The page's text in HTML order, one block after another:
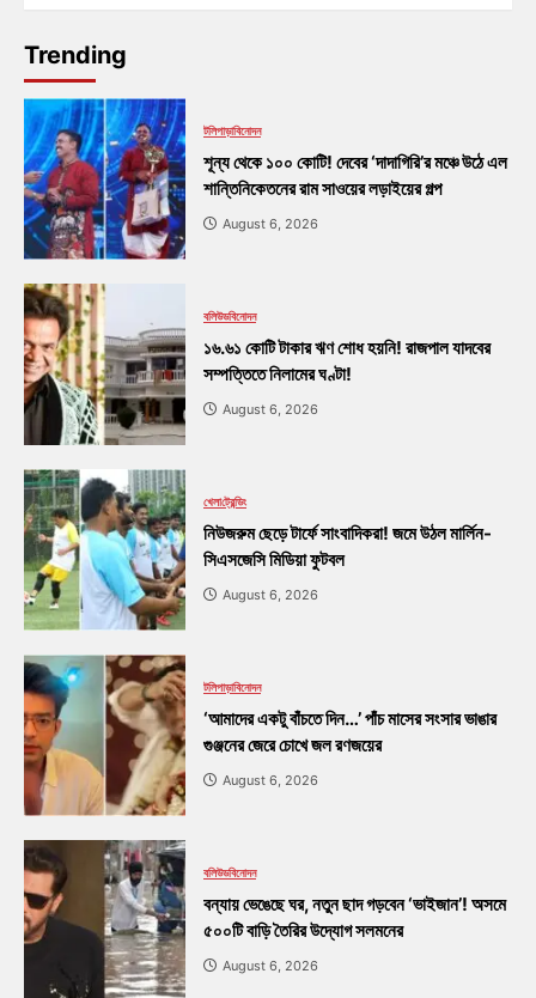
Trending
টলিপাড়াবিনোদন
শূন্য থেকে ১০০ কোটি! দেবের ‘দাদাগিরি’র মঞ্চে উঠে এল
শান্তিনিকেতনের রাম সাওয়ের লড়াইয়ের গল্প
August 6, 2026
বলিউডবিনোদন
১৬.৬১ কোটি টাকার ঋণ শোধ হয়নি! রাজপাল যাদবের
সম্পত্তিতে নিলামের ঘণ্টা!
August 6, 2026
খেলাট্রেন্ডিং
নিউজরুম ছেড়ে টার্ফে সাংবাদিকরা! জমে উঠল মার্লিন-
সিএসজেসি মিডিয়া ফুটবল
August 6, 2026
টলিপাড়াবিনোদন
‘আমাদের একটু বাঁচতে দিন…’ পাঁচ মাসের সংসার ভাঙার
গুঞ্জনের জেরে চোখে জল রণজয়ের
August 6, 2026
বলিউডবিনোদন
বন্যায় ভেঙেছে ঘর, নতুন ছাদ গড়বেন ‘ভাইজান’! অসমে
৫০০টি বাড়ি তৈরির উদ্যোগ সলমনের
August 6, 2026